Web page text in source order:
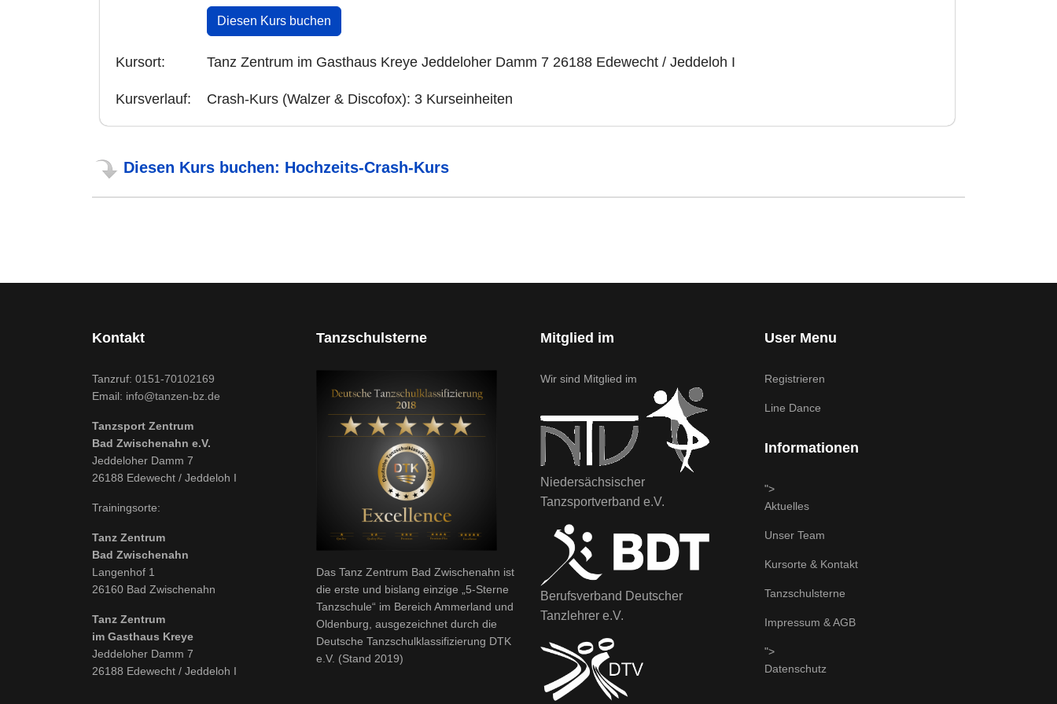
Diesen Kurs buchen
Kursort: Tanz Zentrum im Gasthaus Kreye Jeddeloher Damm 7 26188 Edewecht / Jeddeloh I
Kursverlauf: Crash-Kurs (Walzer & Discofox): 3 Kurseinheiten
Diesen Kurs buchen: Hochzeits-Crash-Kurs
Kontakt
Tanzruf: 0151-70102169
Email: info@tanzen-bz.de
Tanzsport Zentrum
Bad Zwischenahn e.V.
Jeddeloher Damm 7
26188 Edewecht / Jeddeloh I
Trainingsorte:
Tanz Zentrum
Bad Zwischenahn
Langenhof 1
26160 Bad Zwischenahn
Tanz Zentrum
im Gasthaus Kreye
Jeddeloher Damm 7
26188 Edewecht / Jeddeloh I
Tanzschulsterne
Das Tanz Zentrum Bad Zwischenahn ist
die erste und bislang einzige „5-Sterne
Tanzschule“ im Bereich Ammerland und
Oldenburg, ausgezeichnet durch die
Deutsche Tanzschulklassifizierung DTK
e.V. (Stand 2019)
Mitglied im
Wir sind Mitglied im
Niedersächsischer
Tanzsportverband e.V.
Berufsverband Deutscher
Tanzlehrer e.V.
User Menu
Registrieren
Line Dance
Informationen
">
Aktuelles
Unser Team
Kursorte & Kontakt
Tanzschulsterne
Impressum & AGB
">
Datenschutz